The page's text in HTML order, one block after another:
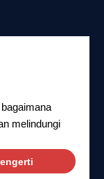
Hukum
melindungi